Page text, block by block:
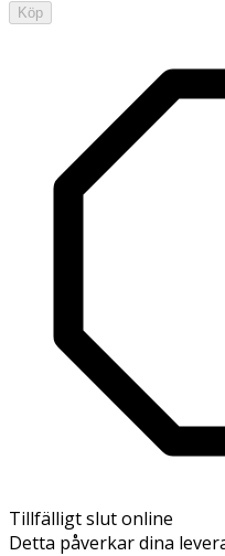
Köp
Tillfälligt slut online
Detta påverkar dina